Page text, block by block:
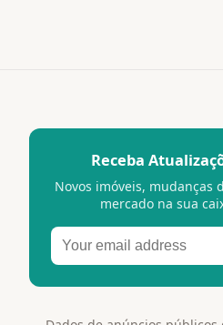
Receba
Novos imóveis, mudanças
mercado na sua